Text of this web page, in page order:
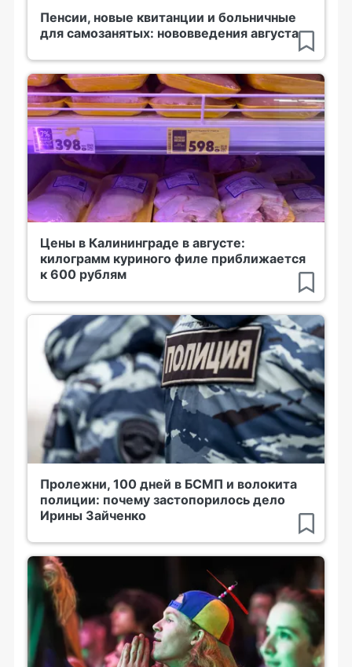
Пенсии, новые квитанции и больничные
для самозанятых: нововведения августа
Цены в Калининграде в августе:
килограмм куриного филе приближается
к 600 рублям
Пролежни, 100 дней в БСМП и волокита
полиции: почему застопорилось дело
Ирины Зайченко